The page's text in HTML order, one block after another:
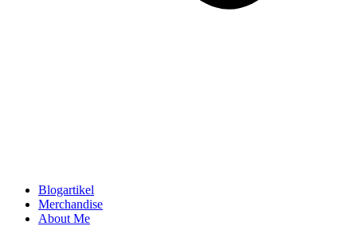
Blogartikel
Merchandise
About Me